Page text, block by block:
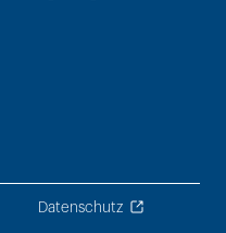
Datenschutz